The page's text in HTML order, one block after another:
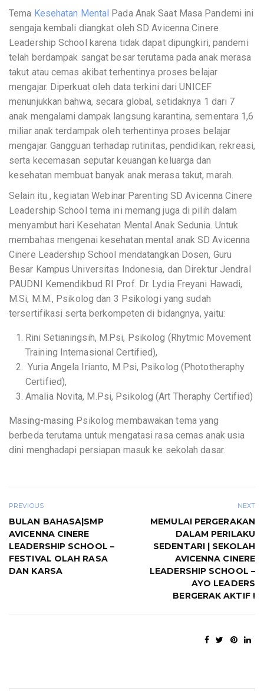
Tema Kesehatan Mental Pada Anak Saat Masa Pandemi ini
sengaja kembali diangkat oleh SD Avicenna Cinere
Leadership School karena tidak dapat dipungkiri, pandemi
telah berdampak sangat besar terutama pada anak merasa
takut atau cemas akibat terhentinya proses belajar
mengajar. Diperkuat oleh data terkini dari UNICEF
menunjukkan bahwa, secara global, setidaknya 1 dari 7
anak mengalami dampak langsung karantina, sementara 1,6
miliar anak terdampak oleh terhentinya proses belajar
mengajar. Gangguan terhadap rutinitas, pendidikan, rekreasi,
serta kecemasan seputar keuangan keluarga dan
kesehatan membuat banyak anak merasa takut, marah.
Selain itu , kegiatan Webinar Parenting SD Avicenna Cinere
Leadership School tema ini memang juga di pilih dalam
menyambut hari Kesehatan Mental Anak Sedunia. Untuk
membahas mengenai kesehatan mental anak SD Avicenna
Cinere Leadership School mendatangkan Dosen, Guru
Besar Kampus Universitas Indonesia, dan Direktur Jendral
PAUDNI Kemendikbud RI Prof. Dr. Lydia Freyani Hawadi,
M.Si, M.M., Psikolog dan 3 Psikologi yang sudah
tersertifikasi serta berkompeten di bidangnya, yaitu:
Rini Setianingsih, M.Psi, Psikolog (Rhytmic Movement
Training Internasional Certified),
Yuria Angela Irianto, M.Psi, Psikolog (Phototheraphy
Certified),
Amalia Novita, M.Psi, Psikolog (Art Theraphy Certified)
Masing-masing Psikolog membawakan tema yang
berbeda terutama untuk mengatasi rasa cemas anak usia
dini menghadapi persiapan masuk ke sekolah dasar.
PREVIOUS
BULAN BAHASA|SMP
AVICENNA CINERE
LEADERSHIP SCHOOL –
FESTIVAL OLAH RASA
DAN KARSA
NEXT
MEMULAI PERGERAKAN
DALAM PERILAKU
SEDENTARI | SEKOLAH
AVICENNA CINERE
LEADERSHIP SCHOOL –
AYO LEADERS
BERGERAK AKTIF !